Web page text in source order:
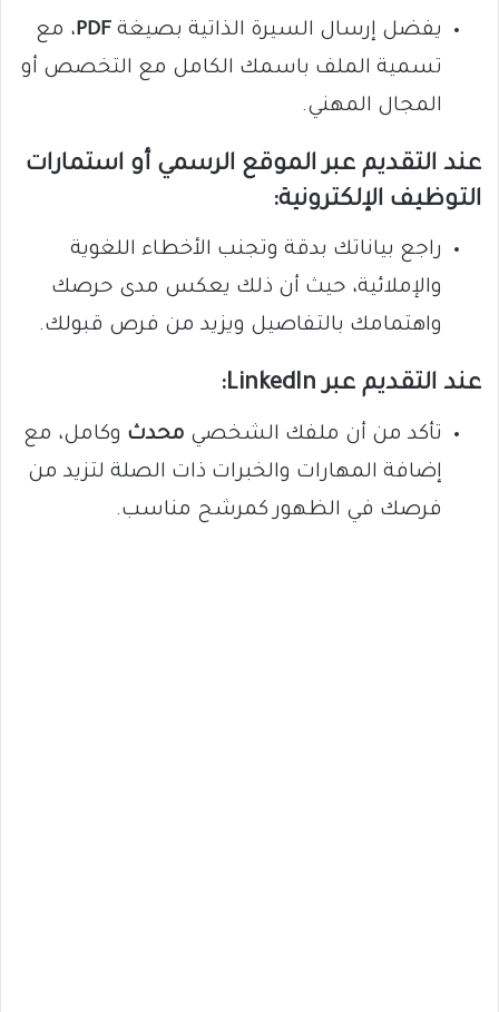
يفضل إرسال السيرة الذاتية بصيغة PDF، مع
تسمية الملف باسمك الكامل مع التخصص أو
المجال المهني.
عند التقديم عبر الموقع الرسمي أو استمارات
التوظيف الإلكترونية:
راجع بياناتك بدقة وتجنب الأخطاء اللغوية
والإملائية، حيث أن ذلك يعكس مدى حرصك
واهتمامك بالتفاصيل ويزيد من فرص قبولك.
عند التقديم عبر LinkedIn:
تأكد من أن ملفك الشخصي محدث وكامل، مع
إضافة المهارات والخبرات ذات الصلة لتزيد من
فرصك في الظهور كمرشح مناسب.